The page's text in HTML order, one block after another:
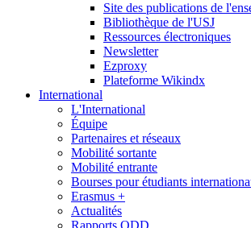
Site des publications de
Bibliothèque de l'USJ
Ressources électroniques
Newsletter
Ezproxy
Plateforme Wikindx
International
L'International
Équipe
Partenaires et réseaux
Mobilité sortante
Mobilité entrante
Bourses pour étudiants
Erasmus +
Actualités
Rapports ODD